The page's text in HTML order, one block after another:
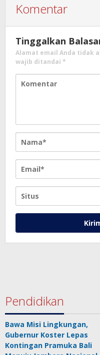
Komentar
Tinggalkan
Alamat email Anda tidak
wajib ditandai *
Pendidikan
Bawa Misi Lingkungan,
Gubernur Koster Lepas
Kontingan Pramuka Bali